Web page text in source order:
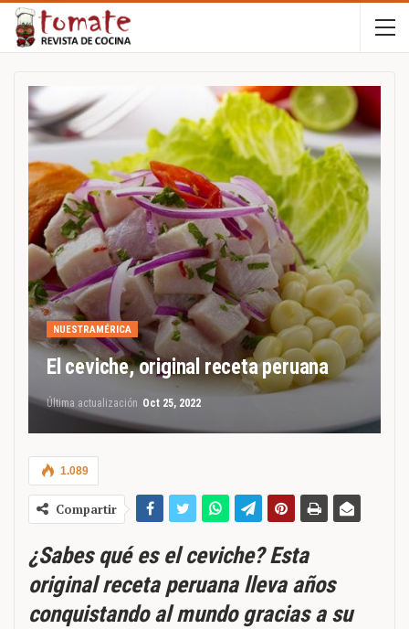
NUESTRAMÉRICA
El ceviche, original receta peruana
Última actualización Oct 25, 2022
1.089
Compartir
¿Sabes qué es el ceviche? Esta
original receta peruana lleva años
conquistando al mundo gracias a su